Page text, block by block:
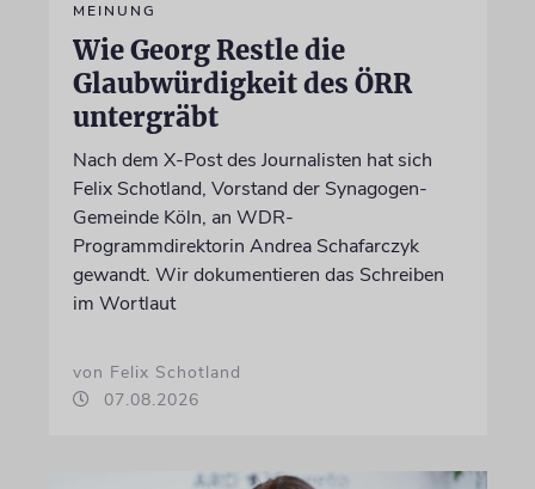
MEINUNG
Wie Georg Restle die
Glaubwürdigkeit des ÖRR
untergräbt
Nach dem X-Post des Journalisten hat sich
Felix Schotland, Vorstand der Synagogen-
Gemeinde Köln, an WDR-
Programmdirektorin Andrea Schafarczyk
gewandt. Wir dokumentieren das Schreiben
im Wortlaut
von Felix Schotland
07.08.2026